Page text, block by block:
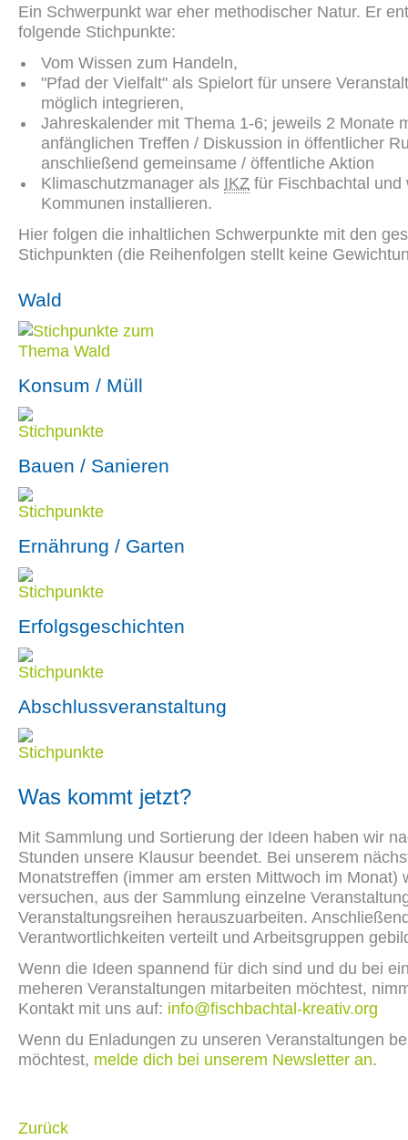
Ein Schwerpunkt war eher methodischer Natur. Er
folgende Stichpunkte:
Vom Wissen zum Handeln,
"Pfad der Vielfalt" als Spielort für unsere
möglich integrieren,
Jahreskalender mit Thema 1-6; jeweils 2 Monate
anfänglichen Treffen / Diskussion in öffentlicher
anschließend gemeinsame / öffentliche Aktion
Klimaschutzmanager als IKZ für Fischbachtal und
Kommunen installieren.
Hier folgen die inhaltlichen Schwerpunkte mit den
Stichpunkten (die Reihenfolgen stellt keine
Wald
Konsum / Müll
Bauen / Sanieren
Ernährung / Garten
Erfolgsgeschichten
Abschlussveranstaltung
Was kommt jetzt?
Mit Sammlung und Sortierung der Ideen haben wir
Stunden unsere Klausur beendet. Bei unserem
Monatstreffen (immer am ersten Mittwoch im Monat)
versuchen, aus der Sammlung einzelne
Veranstaltungsreihen herauszuarbeiten.
Verantwortlichkeiten verteilt und Arbeitsgruppen
Wenn die Ideen spannend für dich sind und du bei
meheren Veranstaltungen mitarbeiten möchtest,
Kontakt mit uns auf: info@fischbachtal-kreativ.org
Wenn du Enladungen zu unseren Veranstaltungen
möchtest, melde dich bei unserem Newsletter an.
Zurück